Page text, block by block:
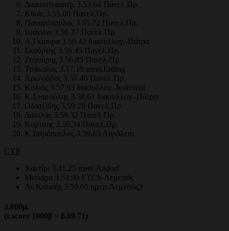
Διακοστεφανής 3.53.64 Πανελ.Πρ.
Κίκας 3.55.00 Πανελ.Πρ.
Παναγόπουλος 3.55.72 Πανελ.Πρ.
Ιωάννου 3.56.37 Πανελ.Πρ.
Α.Γκιουρα 3.56.42 διασυλλογ.-Πάτρα
Σκούρτης 3.56.45 Πανελ.Πρ.
Ζυγούρης 3.56.85 Πανελ.Πρ.
Τσάκαλος 3.57.19 meet.Erding
Αρωνιάδας 3.57.46 Πανελ.Πρ.
Κολιός 3.57.93 διασυλλογ.-Ιωάννινα
Κ.Σταμούλης 3.58.61 διασυλλογ.-Πάτρα
Οδατζίδης 3.59.28 Πανελ.Πρ.
Δασιλας 3.59.32 Πανελ.Πρ.
Κυρτσης 3.59.34 Πανελ.Πρ.
Κ.Ιατρόπουλος 3.59.65 Αιγιάλεια
CYP
Χαντίρι 3.41.25 meet.Andorf
Μισιάρα 3.53.99 ETCh-Λεμεσός
Αν.Κουσής 3.59.05 ημερ.Λεμεσός3
3.000μ.
(r.score 1000β = 8.09.71)